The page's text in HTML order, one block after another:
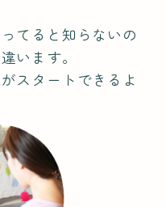
てると知らないの
います。
スタートできるよ